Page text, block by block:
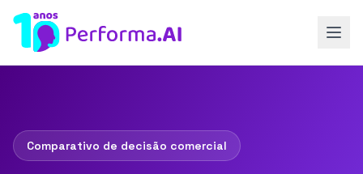
Comparativo de decisão comercial